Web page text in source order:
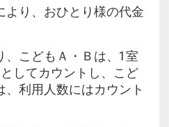
より、おひとり様の代金
、こどもＡ・Ｂは、1室
してカウントし、こど
、利用人数にはカウント